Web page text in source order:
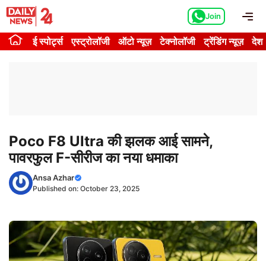
Skip
content
Join
ई स्पोर्ट्स एस्ट्रोलॉजी ऑटो न्यूज़ टेक्नोलॉजी ट्रेंडिंग न्यूज़ देश
Poco F8 Ultra की झलक आई सामने,
पावरफुल F-सीरीज का नया धमाका
Ansa Azhar
Published on: October 23, 2025